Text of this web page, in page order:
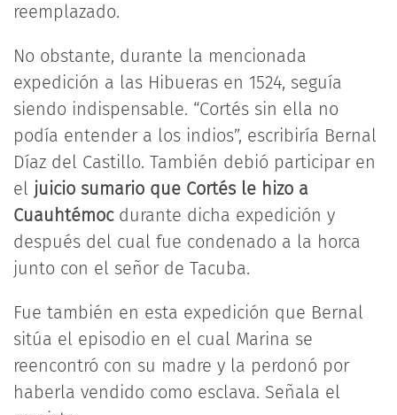
reemplazado.
No obstante, durante la mencionada
expedición a las Hibueras en 1524, seguía
siendo indispensable. “Cortés sin ella no
podía entender a los indios”, escribiría Bernal
Díaz del Castillo. También debió participar en
el juicio sumario que Cortés le hizo a
Cuauhtémoc durante dicha expedición y
después del cual fue condenado a la horca
junto con el señor de Tacuba.
Fue también en esta expedición que Bernal
sitúa el episodio en el cual Marina se
reencontró con su madre y la perdonó por
haberla vendido como esclava. Señala el